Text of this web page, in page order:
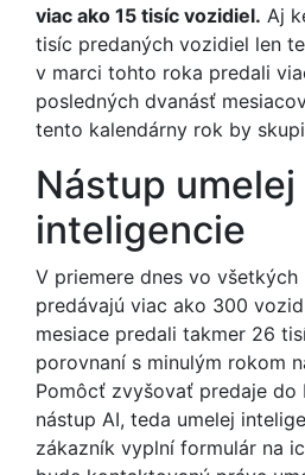
viac ako 15 tisíc vozidiel. Aj
tisíc predaných vozidiel len
v marci tohto roka predali
posledných dvanásť
tento kalendárny rok by
Nástup umelej
inteligencie
V priemere dnes vo
predávajú viac ako 300
mesiace predali takmer 26
porovnaní s minulým rokom
Pomôcť zvyšovať predaje do
nástup AI, teda umelej
zákazník vyplní formulár na